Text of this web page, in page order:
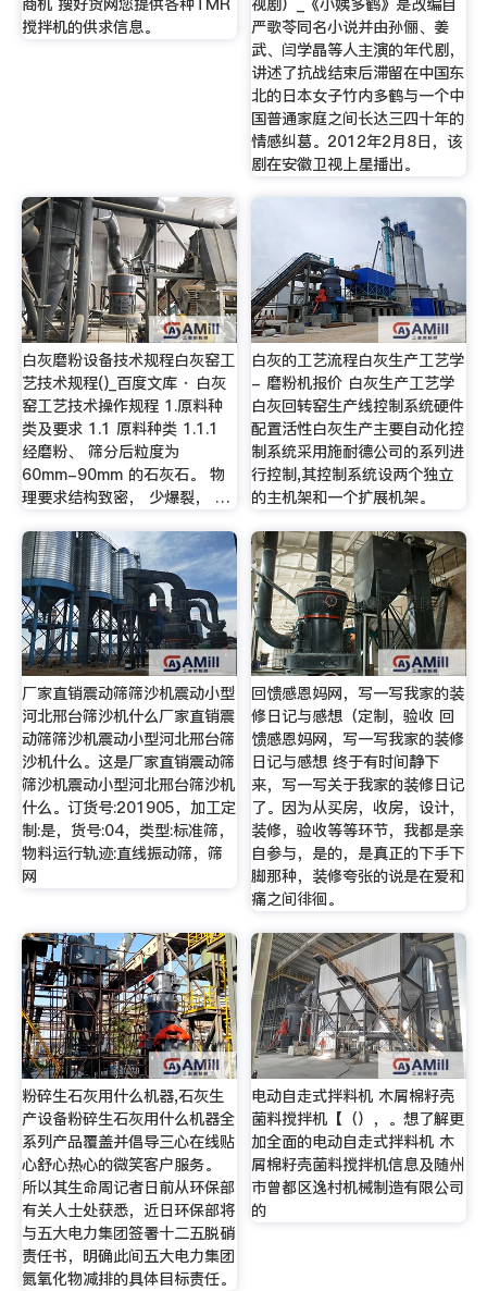
搅拌机的供求信息。
严歌苓同名小说并由孙俪、姜
武、闫学晶等人主演的年代剧，
讲述了抗战结束后滞留在中国东
北的日本女子竹内多鹤与一个中
国普通家庭之间长达三四十年的
情感纠葛。2012年2月8日，该
剧在安徽卫视上星播出。
白灰磨粉设备技术规程白灰窑工
艺技术规程()_百度文库 · 白灰
窑工艺技术操作规程 1.原料种
类及要求 1.1 原料种类 1.1.1
经磨粉、 筛分后粒度为
60mm-90mm 的石灰石。 物
理要求结构致密， 少爆裂， …
白灰的工艺流程白灰生产工艺学
- 磨粉机报价 白灰生产工艺学
白灰回转窑生产线控制系统硬件
配置活性白灰生产主要自动化控
制系统采用施耐德公司的系列进
行控制,其控制系统设两个独立
的主机架和一个扩展机架。
厂家直销震动筛筛沙机震动小型
河北邢台筛沙机什么厂家直销震
动筛筛沙机震动小型河北邢台筛
沙机什么。这是厂家直销震动筛
筛沙机震动小型河北邢台筛沙机
什么。订货号:201905，加工定
制:是，货号:04，类型:标准筛，
物料运行轨迹:直线振动筛，筛
网
回馈感恩妈网，写一写我家的装
修日记与感想（定制，验收 回
馈感恩妈网，写一写我家的装修
日记与感想 终于有时间静下
来，写一写关于我家的装修日记
了。因为从买房，收房，设计，
装修，验收等等环节，我都是亲
自参与，是的，是真正的下手下
脚那种，装修夸张的说是在爱和
痛之间徘徊。
粉碎生石灰用什么机器,石灰生
产设备粉碎生石灰用什么机器全
系列产品覆盖并倡导三心在线贴
心舒心热心的微笑客户服务。
所以其生命周记者日前从环保部
有关人士处获悉，近日环保部将
与五大电力集团签署十二五脱硝
责任书，明确此间五大电力集团
氮氧化物减排的具体目标责任。
电动自走式拌料机 木屑棉籽壳
菌料搅拌机【（），。想了解更
加全面的电动自走式拌料机 木
屑棉籽壳菌料搅拌机信息及随州
市曾都区逸村机械制造有限公司
的